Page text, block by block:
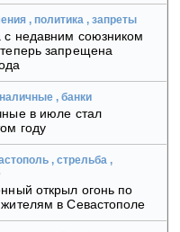
, политика , запреты
с недавним союзником
запрещена
, банки
в июле стал
году
, стрельба ,
открыл огонь по
в Севастополе